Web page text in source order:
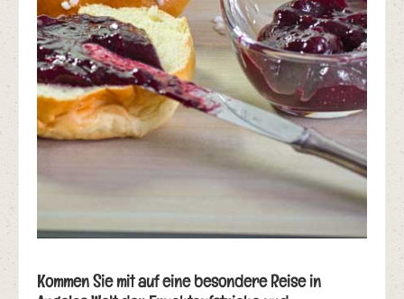
Kommen Sie mit auf eine besondere Reise in